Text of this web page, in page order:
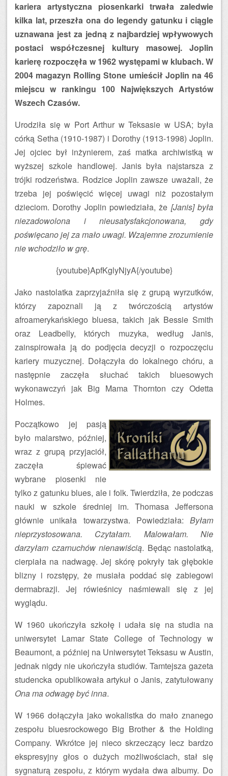
kariera artystyczna piosenkarki trwała zaledwie
kilka lat, przeszła ona do legendy gatunku i ciągle
uznawana jest za jedną z najbardziej wpływowych
postaci współczesnej kultury masowej. Joplin
karierę rozpoczęła w 1962 występami w klubach. W
2004 magazyn Rolling Stone umieścił Joplin na 46
miejscu w rankingu 100 Największych Artystów
Wszech Czasów.
Urodziła się w Port Arthur w Teksasie w USA; była
córką Setha (1910-1987) i Dorothy (1913-1998) Joplin.
Jej ojciec był inżynierem, zaś matka archiwistką w
wyższej szkole handlowej. Janis była najstarsza z
trójki rodzeństwa. Rodzice Joplin zawsze uważali, że
trzeba jej poświęcić więcej uwagi niż pozostałym
dzieciom. Dorothy Joplin powiedziała, że [Janis] była
niezadowolona i nieusatysfakcjonowana, gdy
poświęcano jej za mało uwagi. Wzajemne zrozumienie
nie wchodziło w grę.
{youtube}ApfKglyNjyA{/youtube}
Jako nastolatka zaprzyjaźniła się z grupą wyrzutków,
którzy zapoznali ją z twórczością artystów
afroamerykańskiego bluesa, takich jak Bessie Smith
oraz Leadbelly, których muzyka, według Janis,
zainspirowała ją do podjęcia decyzji o rozpoczęciu
kariery muzycznej. Dołączyła do lokalnego chóru, a
następnie zaczęła słuchać takich bluesowych
wykonawczyń jak Big Mama Thornton czy Odetta
Holmes.
Początkowo jej pasją
było malarstwo, później,
wraz z grupą przyjaciół,
zaczęła śpiewać
wybrane piosenki nie
tylko z gatunku blues, ale i folk. Twierdziła, że podczas
nauki w szkole średniej im. Thomasa Jeffersona
głównie unikała towarzystwa. Powiedziała: Byłam
nieprzystosowana. Czytałam. Malowałam. Nie
darzyłam czarnuchów nienawiścią. Będąc nastolatką,
cierpiała na nadwagę. Jej skórę pokryły tak głębokie
blizny i rozstępy, że musiała poddać się zabiegowi
dermabrazji. Jej rówieśnicy naśmiewali się z jej
wyglądu.
W 1960 ukończyła szkołę i udała się na studia na
uniwersytet Lamar State College of Technology w
Beaumont, a później na Uniwersytet Teksasu w Austin,
jednak nigdy nie ukończyła studiów. Tamtejsza gazeta
studencka opublikowała artykuł o Janis, zatytułowany
Ona ma odwagę być inna.
W 1966 dołączyła jako wokalistka do mało znanego
zespołu bluesrockowego Big Brother & the Holding
Company. Wkrótce jej nieco skrzeczący lecz bardzo
ekspresyjny głos o dużych możliwościach, stał się
sygnaturą zespołu, z którym wydała dwa albumy. Do